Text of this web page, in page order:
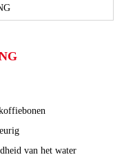
van het water